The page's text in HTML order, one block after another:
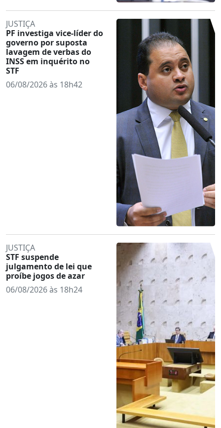
JUSTIÇA
PF investiga vice-líder do
governo por suposta
lavagem de verbas do
INSS em inquérito no
STF
06/08/2026 às 18h42
JUSTIÇA
STF suspende
julgamento de lei que
proíbe jogos de azar
06/08/2026 às 18h24